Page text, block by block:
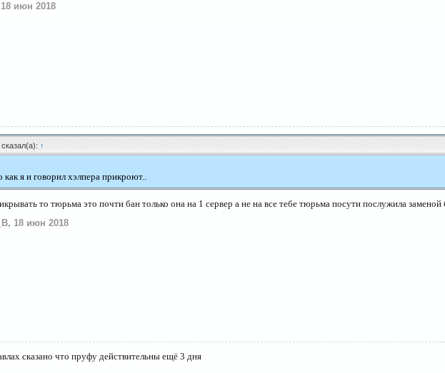
18 июн 2018
↑
как я и говорил хэлпера прикроют..
то тюрьма это почти бан только она на 1 сервер а не на все тебе тюрьма посути послужила
, 18 июн 2018
сказано что пруфу действительны ещё 3 дня